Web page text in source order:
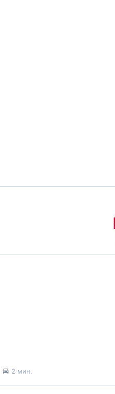
2 мин.